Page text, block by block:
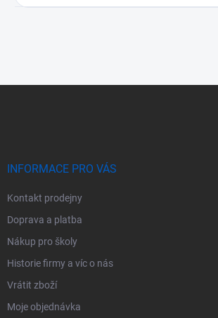
INFORMACE PRO VÁS
Kontakt prodejny
Doprava a platba
Nákup pro školy
Historie firmy a víc o nás
Vrátit zboží
Moje objednávka